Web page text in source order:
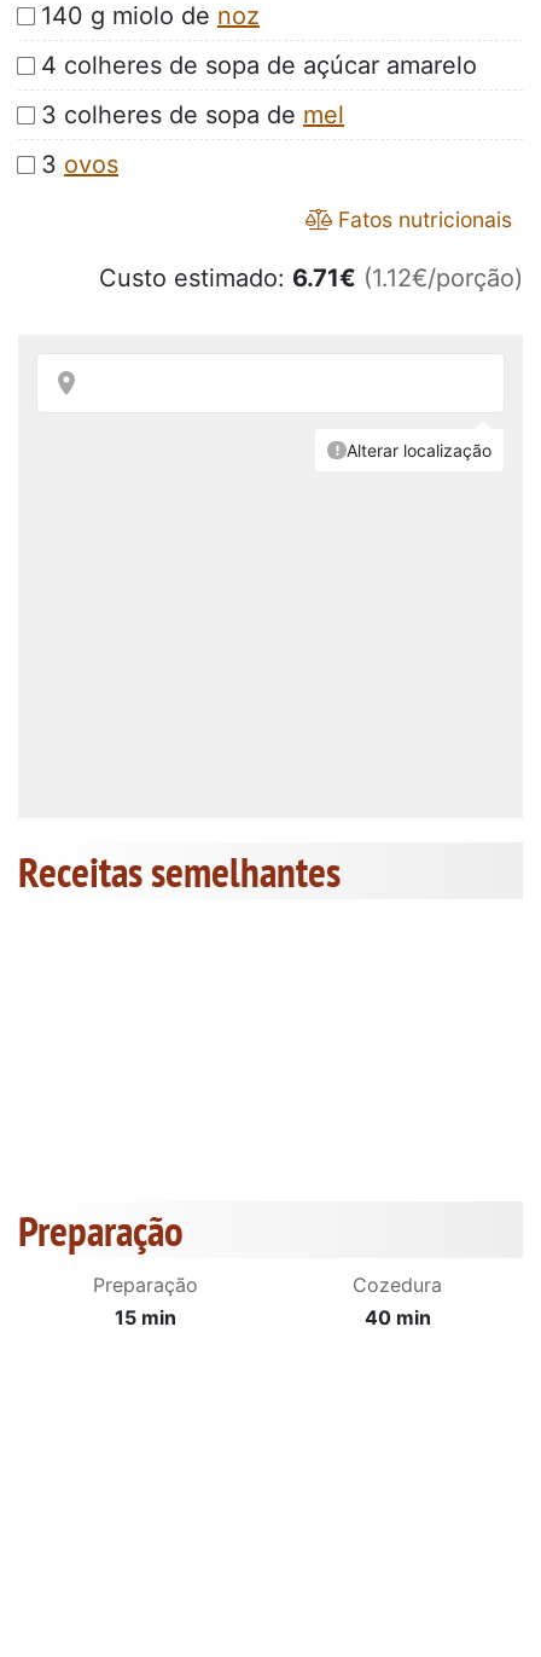
140 g miolo de noz
4 colheres de sopa de açúcar amarelo
3 colheres de sopa de mel
3 ovos
Fatos nutricionais
Custo estimado: 6.71€ (1.12€/porção)
Receitas semelhantes
Preparação
Preparação
15 min
Cozedura
40 min